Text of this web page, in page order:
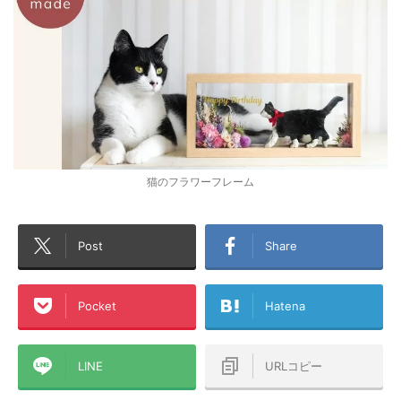
猫のフラワーフレーム
Post Share
Pocket Hatena
LINE URLコピー